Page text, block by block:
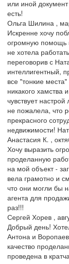
или иной
есть!
Ольга Шилина ,
Искренне хочу
огромную помощь
не хотела
переговорив с
интеллигентный,
все "тонкие
никакого хамства
чувствует
не пожалела, что
прекрасного
недвижимости!
Анастасия К. ,
Хочу выразить
проделанную
на мой объект -
вела грамотно и
что они могли бы
агента для
раз!!!
Сергей Хорев ,
Добрый день!
Антона и
качество
проведена в